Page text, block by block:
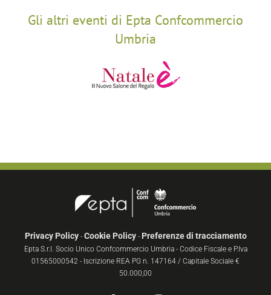
Gli altri eventi di Epta Confcommercio
Umbria
Privacy Policy- Cookie Policy- Preferenze di tracciamento
Epta S.r.l. Socio Unico Confcommercio Umbria - Codice Fiscale e P.Iva
01565000542 - Iscrizione REA PG n. 147164 / Capitale Sociale €
50.000,00